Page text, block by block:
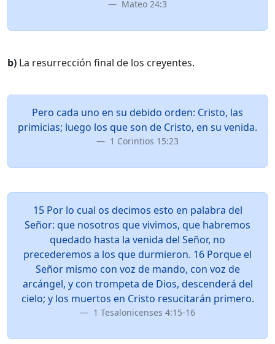
Mateo 24:3
b) La resurrección final de los creyentes.
Pero cada uno en su debido orden: Cristo, las
primicias; luego los que son de Cristo, en su venida.
1 Corintios 15:23
15 Por lo cual os decimos esto en palabra del
Señor: que nosotros que vivimos, que habremos
quedado hasta la venida del Señor, no
precederemos a los que durmieron. 16 Porque el
Señor mismo con voz de mando, con voz de
arcángel, y con trompeta de Dios, descenderá del
cielo; y los muertos en Cristo resucitarán primero.
1 Tesalonicenses 4:15-16